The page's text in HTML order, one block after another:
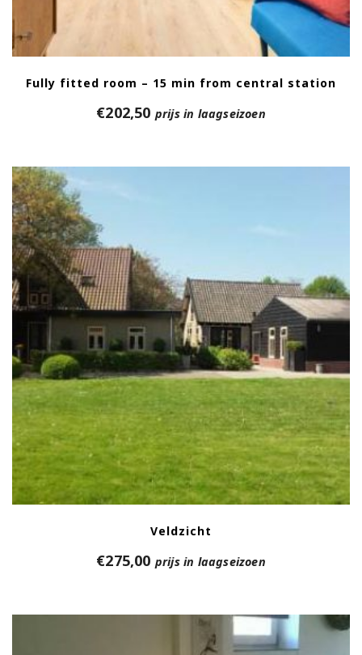
Fully fitted room – 15 min from central station
€202,50 prijs in laagseizoen
Veldzicht
€275,00 prijs in laagseizoen